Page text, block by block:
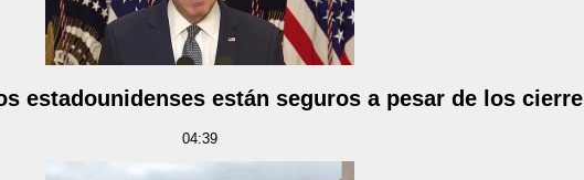
estadounidenses están seguros a pesar de los
04:39